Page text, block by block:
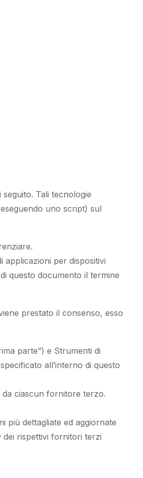
Tali tecnologie
uno script) sul
applicazioni per dispositivi
questo documento il termine
prestato il consenso, esso
parte”) e Strumenti di
all’interno di questo
da ciascun fornitore terzo.
più dettagliate ed aggiornate
rispettivi fornitori terzi